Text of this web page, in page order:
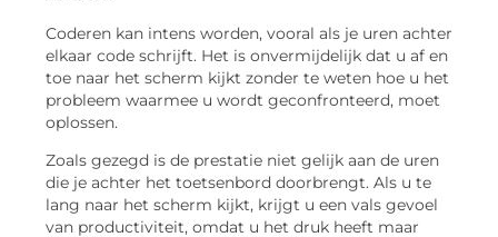
Coderen kan intens worden, vooral als je uren achter
elkaar code schrijft. Het is onvermijdelijk dat u af en
toe naar het scherm kijkt zonder te weten hoe u het
probleem waarmee u wordt geconfronteerd, moet
oplossen.
Zoals gezegd is de prestatie niet gelijk aan de uren
die je achter het toetsenbord doorbrengt. Als u te
lang naar het scherm kijkt, krijgt u een vals gevoel
van productiviteit, omdat u het druk heeft maar